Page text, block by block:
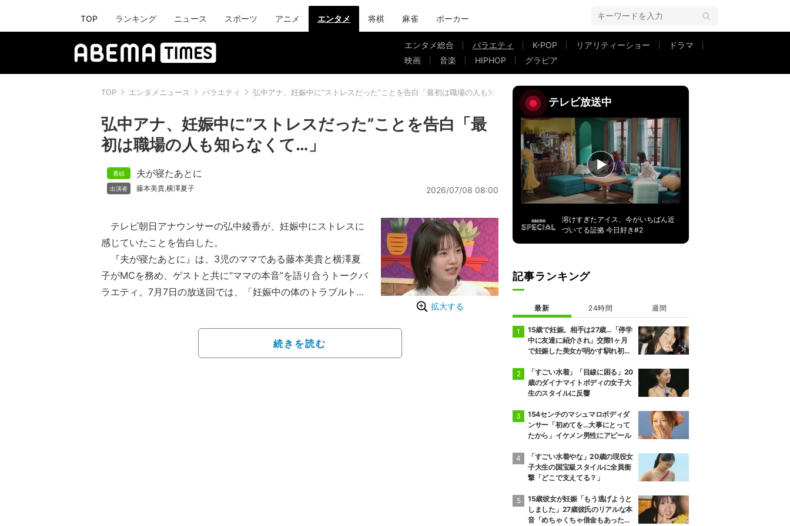
TOP ランキング ニュース スポーツ アニメ エンタメ 将棋 麻雀 ポーカー
エンタメ総合 バラエティ K-POP リアリティーショー
ドラマ
映画
音楽 HIPHOP グラビア
TOP エンタメニュース バラエティ 弘中アナ、妊娠中に”ストレスだった”ことを告白「最初は職場の人も知らなくて…」
弘中アナ、妊娠中に”ストレスだった”ことを告白「最
初は職場の人も知らなくて…」
夫が寝たあとに
藤本美貴,横澤夏子 2026/07/08 08:00
拡大する
テレビ朝日アナウンサーの弘中綾香が、妊娠中にストレスに
感じていたことを告白した。
『夫が寝たあとに』は、3児のママである藤本美貴と横澤夏
子がMCを務め、ゲストと共に“ママの本音”を語り合うトークバ
ラエティ。7月7日の放送回では、「妊娠中の体のトラブルトッ
続きを読む
テレビ放送中
溶けすぎたアイス、今がいちばん近
づいてる証拠 今日好き#2
記事ランキング
最新 24時間 週間
15歳で妊娠。相手は27歳…「停学
中に友達に紹介され」交際1ヶ月
で妊娠した美女が明かす馴れ初め
絶句
「すごい水着」「目線に困る」20
歳のダイナマイトボディの女子大
生のスタイルに反響
154センチのマシュマロボディダ
ンサー「初めてを…大事にとって
たから」イケメン男性にアピール
「すごい水着やな」20歳の現役女
子大生の国宝級スタイルに全員衝
撃「どこで支えてる？」
15歳彼女が妊娠「もう逃げようと
しました」27歳彼氏のリアルな本
音「めちゃくちゃ借金もあったの